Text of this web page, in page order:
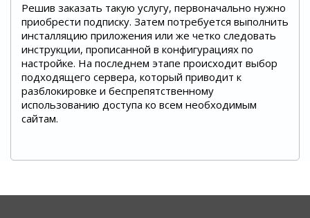
Решив заказать такую услугу, первоначально нужно
приобрести подписку. Затем потребуется выполнить
инсталляцию приложения или же четко следовать
инструкции, прописанной в конфигурациях по
настройке. На последнем этапе происходит выбор
подходящего сервера, который приводит к
разблокировке и беспрепятственному
использованию доступа ко всем необходимым
сайтам.